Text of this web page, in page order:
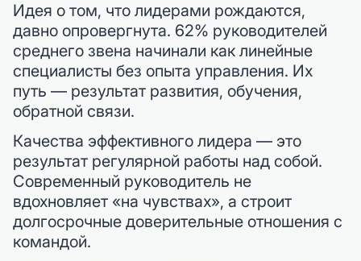
Идея о том, что лидерами рождаются,
давно опровергнута. 62% руководителей
среднего звена начинали как линейные
специалисты без опыта управления. Их
путь — результат развития, обучения,
обратной связи.
Качества эффективного лидера — это
результат регулярной работы над собой.
Современный руководитель не
вдохновляет «на чувствах», а строит
долгосрочные доверительные отношения с
командой.